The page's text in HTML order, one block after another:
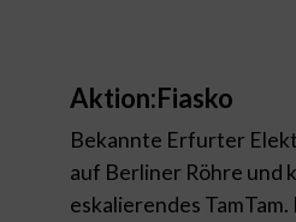
Aktion:Fiasko
Bekannte Erfurter
auf Berliner Röhre und
eskalierendes TamTam.